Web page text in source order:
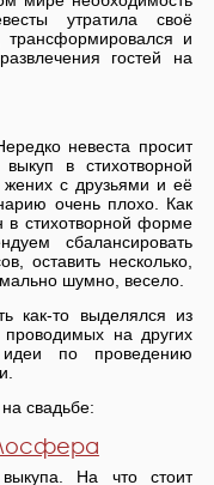
утратила своё
трансформировался и
гостей на
невеста просит
в стихотворной
с друзьями и её
очень плохо. Как
в стихотворной форме
сбалансировать
оставить несколько,
шумно, весело.
как-то выделялся из
на других
идеи по проведению
свадьбе:
На что стоит